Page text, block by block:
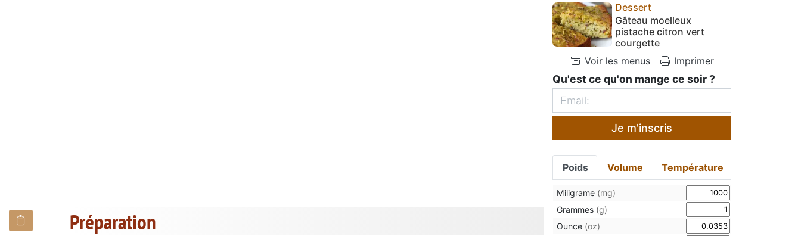
Préparation
Dessert
Gâteau moelleux
pistache citron vert
courgette
Voir les menus
Imprimer
Qu'est ce qu'on mange ce soir ?
Je m'inscris
Poids Volume Température
Miligrame (mg)
Grammes (g)
Ounce (oz)